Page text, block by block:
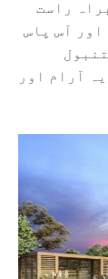
راست
اور آس پاس
ہے، یہ آرام اور